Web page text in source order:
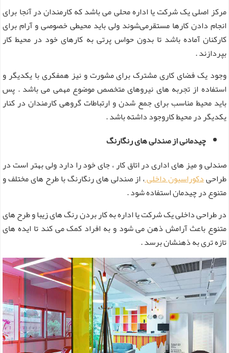
مرکز اصلی یک شرکت یا اداره محلی می باشد که کارمندان در آنجا برای
انجام دادن کارها مستقرمی‌شوند ولی باید محیطی خصوصی و آرام برای
کارکنان آماده باشد تا بدون حواس پرتی به کارهای خود در محیط کار
بپردازند .
وجود یک فضای کاری مشترک برای مشورت و نیز همفکری با یکدیگر و
استفاده از تجربه های نیروهای متخصص موضوع مهمی می باشد . پس
باید محیط مناسب برای جمع شدن و ارتباطات گروهی کارمندان در کنار
یکدیگر در محیط کاروجود داشته باشد .
چیدمانی از صندلی های رنگارنگ
صندلی و میز های اداری در اتاق کار ، جای خود را دارد ولی بهتر است در
طراحیدکوراسیون داخلی، از صندلی های رنگارنگ با طرح های مختلف و
متنوع در چیدمان استفاده شود .
در طراحی داخلی یک شرکت یا اداره به کار بردن رنگ های زیبا و طرح های
متنوع باعث آرامش ذهن می شود و به افراد کمک می کند تا ایده های
تازه تری به ذهنشان برسد .